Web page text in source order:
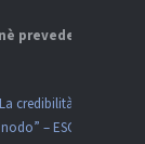
prevede
credibilità si
– ESC EC